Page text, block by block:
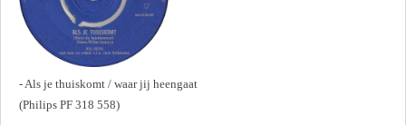
- Als je thuiskomt / waar jij heengaat
(Philips PF 318 558)